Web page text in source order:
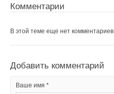
Комментарии
В этой теме еще нет комментариев
Добавить комментарий
Ваше имя *